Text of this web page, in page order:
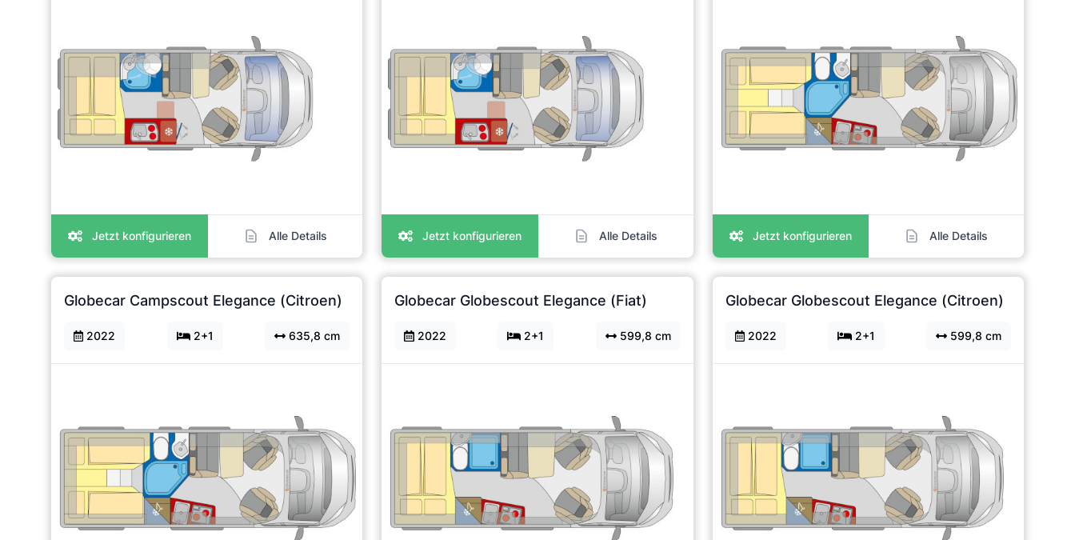
Jetzt konfigurieren Alle Details Jetzt konfigurieren Alle Details Jetzt konfigurieren Alle Details
Globecar Campscout Elegance (Citroen)
2022 2+1 635,8 cm
Globecar Globescout Elegance (Fiat)
2022 2+1 599,8 cm
Globecar Globescout Elegance (Citroen)
2022 2+1 599,8 cm